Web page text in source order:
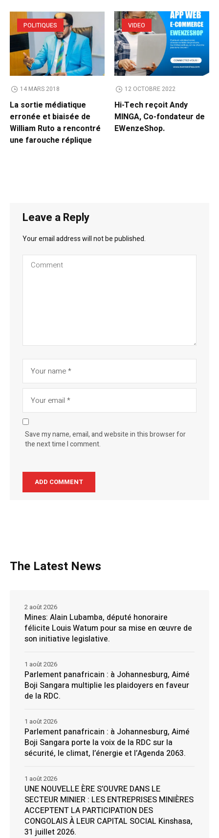
POLITIQUES
14 MARS 2018
La sortie médiatique
erronée et biaisée de
William Ruto a rencontré
une farouche réplique
VIDEO
12 OCTOBRE 2022
Hi-Tech reçoit Andy
MINGA, Co-fondateur de
EWenzeShop.
Leave a Reply
Your email address will not be published.
Save my name, email, and website in this browser for
the next time I comment.
The Latest News
Mines: Alain Lubamba, député honoraire
félicite Louis Watum pour sa mise en œuvre de
son initiative legislative.
2 août 2026
Parlement panafricain : à Johannesburg, Aimé
Boji Sangara multiplie les plaidoyers en faveur
de la RDC.
1 août 2026
Parlement panafricain : à Johannesburg, Aimé
Boji Sangara porte la voix de la RDC sur la
sécurité, le climat, l’énergie et l’Agenda 2063.
1 août 2026
UNE NOUVELLE ÈRE S’OUVRE DANS LE
SECTEUR MINIER : LES ENTREPRISES MINIÈRES
ACCEPTENT LA PARTICIPATION DES
CONGOLAIS À LEUR CAPITAL SOCIAL Kinshasa,
31 juillet 2026.
1 août 2026